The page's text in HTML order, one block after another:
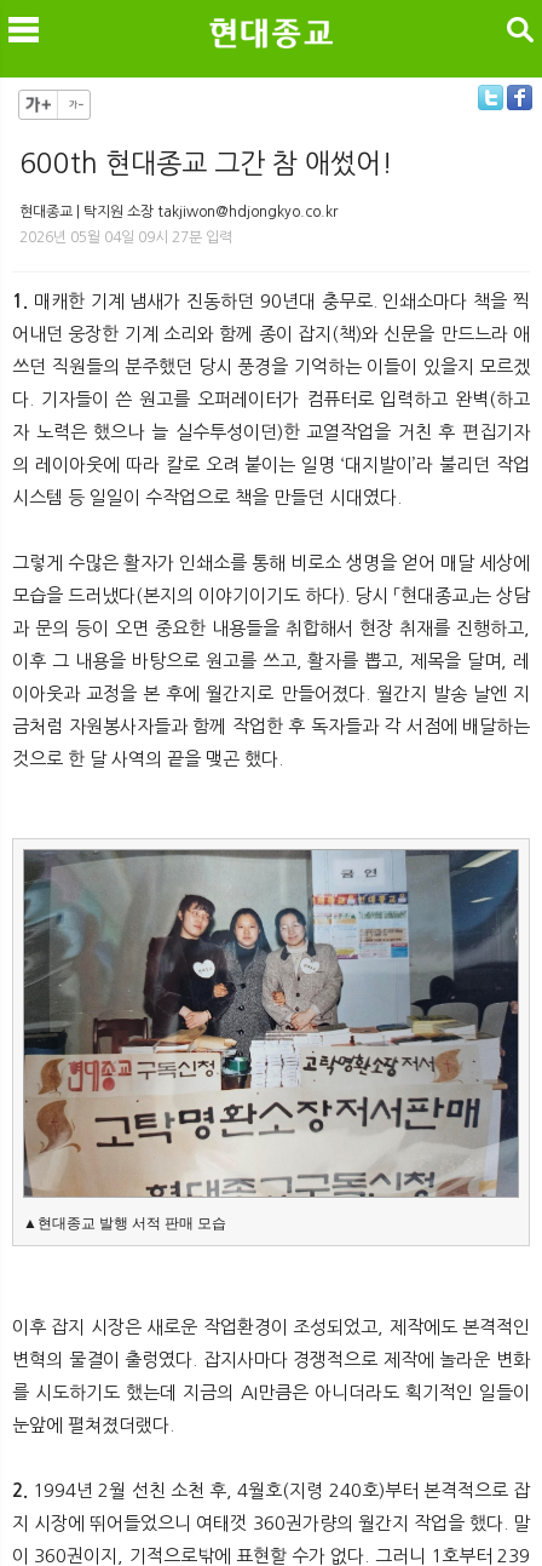
뉴 색
검색
600th 현대종교 그간 참 애썼어!
현대종교 | 탁지원 소장 takjiwon@hdjongkyo.co.kr
2026년 05월 04일 09시 27분 입력
1.
매캐한 기계 냄새가 진동하던 90년대 충무로. 인쇄소마다 책을 찍
어내던 웅장한 기계 소리와 함께 종이 잡지(책)와 신문을 만드느라 애
쓰던 직원들의 분주했던 당시 풍경을 기억하는 이들이 있을지 모르겠
다. 기자들이 쓴 원고를 오퍼레이터가 컴퓨터로 입력하고 완벽(하고
자 노력은 했으나 늘 실수투성이던)한 교열작업을 거친 후 편집기자
의 레이아웃에 따라 칼로 오려 붙이는 일명 ‘대지발이’라 불리던 작업
시스템 등 일일이 수작업으로 책을 만들던 시대였다.
그렇게 수많은 활자가 인쇄소를 통해 비로소 생명을 얻어 매달 세상에
모습을 드러냈다(본지의 이야기이기도 하다). 당시 「현대종교」는 상담
과 문의 등이 오면 중요한 내용들을 취합해서 현장 취재를 진행하고,
이후 그 내용을 바탕으로 원고를 쓰고, 활자를 뽑고, 제목을 달며, 레
이아웃과 교정을 본 후에 월간지로 만들어졌다. 월간지 발송 날엔 지
금처럼 자원봉사자들과 함께 작업한 후 독자들과 각 서점에 배달하는
것으로 한 달 사역의 끝을 맺곤 했다.
▲현대종교 발행 서적 판매 모습
이후 잡지 시장은 새로운 작업환경이 조성되었고, 제작에도 본격적인
변혁의 물결이 출렁였다. 잡지사마다 경쟁적으로 제작에 놀라운 변화
를 시도하기도 했는데 지금의 AI만큼은 아니더라도 획기적인 일들이
눈앞에 펼쳐졌더랬다.
2.
1994년 2월 선친 소천 후, 4월호(지령 240호)부터 본격적으로 잡
지 시장에 뛰어들었으니 여태껏 360권가량의 월간지 작업을 했다. 말
이 360권이지, 기적으로밖에 표현할 수가 없다. 그러니 1호부터 239